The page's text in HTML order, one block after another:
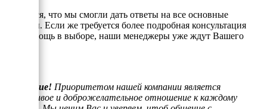
Надеемся, что мы смогли дать ответы на все основные
вопросы. Если же требуется более подробная консультация
или помощь в выборе, наши менеджеры уже ждут Вашего
Внимание! Приоритетом нашей компании является
отзывчивое и доброжелательное отношение к каждому